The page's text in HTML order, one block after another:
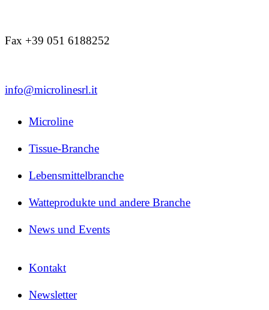
Fax +39 051 6188252
info@microlinesrl.it
Microline
Tissue-Branche
Lebensmittelbranche
Watteprodukte und andere Branche
News und Events
Kontakt
Newsletter